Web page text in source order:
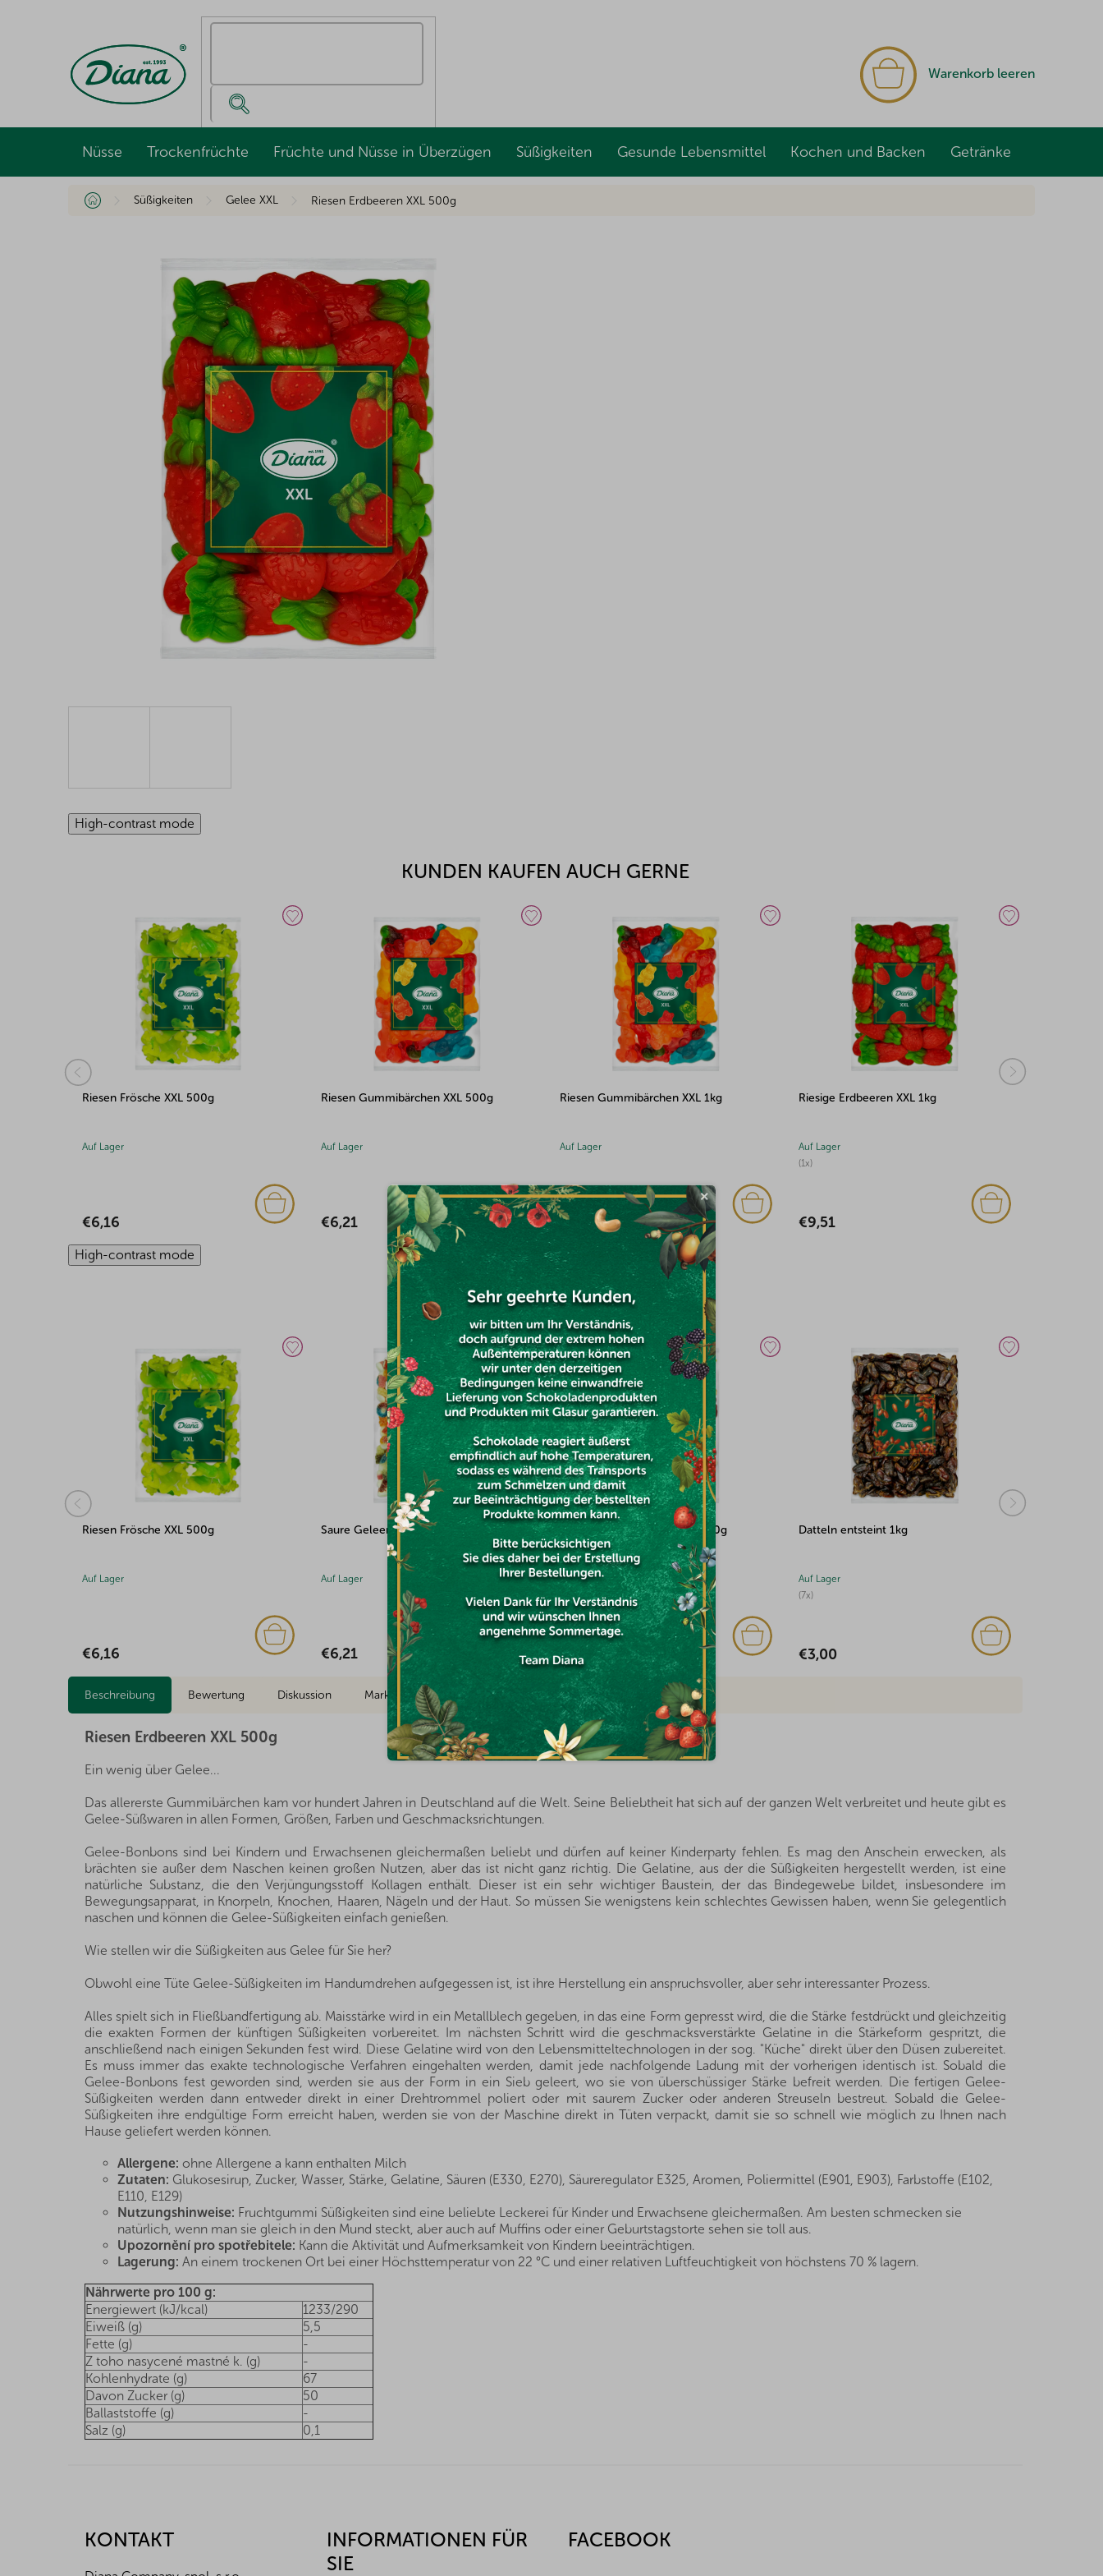
Warenkorb leeren
Nüsse Trockenfrüchte Früchte und Nüsse in Überzügen Süßigkeiten Gesunde Lebensmittel Kochen und Backen Getränke
StartseiteSüßigkeiten Gelee XXL Riesen Erdbeeren XXL 500g
High-contrast mode
KUNDEN KAUFEN AUCH GERNE
Riesen Frösche XXL 500g
Auf Lager
€6,16
Riesen Gummibärchen XXL 500g
Auf Lager
€6,21
Riesen Gummibärchen XXL 1kg
Auf Lager
€9,51
Riesige Erdbeeren XXL 1kg
(1x)
Auf Lager
€9,51
High-contrast mode
DAS KÖNNTE SIE INTERESSIEREN
Riesen Frösche XXL 500g
Auf Lager
€6,16
Saure Geleemischung 500g
Auf Lager
€6,21
AKTION
Gummibärchen zuckerfrei 500g
(8x)
Auf Lager
€6,64
Datteln entsteint 1kg
(7x)
Auf Lager
€3,00
Beschreibung Bewertung Diskussion Marke
Riesen Erdbeeren XXL 500g
Ein wenig über Gelee...
Das allererste Gummibärchen kam vor hundert Jahren in Deutschland auf die Welt. Seine Beliebtheit hat sich auf der ganzen Welt verbreitet und heute gibt es
Gelee-Süßwaren in allen Formen, Größen, Farben und Geschmacksrichtungen.
Gelee-Bonbons sind bei Kindern und Erwachsenen gleichermaßen beliebt und dürfen auf keiner Kinderparty fehlen. Es mag den Anschein erwecken, als
brächten sie außer dem Naschen keinen großen Nutzen, aber das ist nicht ganz richtig. Die Gelatine, aus der die Süßigkeiten hergestellt werden, ist eine
natürliche Substanz, die den Verjüngungsstoff Kollagen enthält. Dieser ist ein sehr wichtiger Baustein, der das Bindegewebe bildet, insbesondere im
Bewegungsapparat, in Knorpeln, Knochen, Haaren, Nägeln und der Haut. So müssen Sie wenigstens kein schlechtes Gewissen haben, wenn Sie gelegentlich
naschen und können die Gelee-Süßigkeiten einfach genießen.
Wie stellen wir die Süßigkeiten aus Gelee für Sie her?
Obwohl eine Tüte Gelee-Süßigkeiten im Handumdrehen aufgegessen ist, ist ihre Herstellung ein anspruchsvoller, aber sehr interessanter Prozess.
Alles spielt sich in Fließbandfertigung ab. Maisstärke wird in ein Metallblech gegeben, in das eine Form gepresst wird, die die Stärke festdrückt und gleichzeitig
die exakten Formen der künftigen Süßigkeiten vorbereitet. Im nächsten Schritt wird die geschmacksverstärkte Gelatine in die Stärkeform gespritzt, die
anschließend nach einigen Sekunden fest wird. Diese Gelatine wird von den Lebensmitteltechnologen in der sog. "Küche" direkt über den Düsen zubereitet.
Es muss immer das exakte technologische Verfahren eingehalten werden, damit jede nachfolgende Ladung mit der vorherigen identisch ist. Sobald die
Gelee-Bonbons fest geworden sind, werden sie aus der Form in ein Sieb geleert, wo sie von überschüssiger Stärke befreit werden. Die fertigen Gelee-
Süßigkeiten werden dann entweder direkt in einer Drehtrommel poliert oder mit saurem Zucker oder anderen Streuseln bestreut. Sobald die Gelee-
Süßigkeiten ihre endgültige Form erreicht haben, werden sie von der Maschine direkt in Tüten verpackt, damit sie so schnell wie möglich zu Ihnen nach
Hause geliefert werden können.
Allergene: ohne Allergene a kann enthalten Milch
Zutaten: Glukosesirup, Zucker, Wasser, Stärke, Gelatine, Säuren (E330, E270), Säureregulator E325, Aromen, Poliermittel (E901, E903), Farbstoffe (E102,
E110, E129)
Nutzungshinweise: Fruchtgummi Süßigkeiten sind eine beliebte Leckerei für Kinder und Erwachsene gleichermaßen. Am besten schmecken sie
natürlich, wenn man sie gleich in den Mund steckt, aber auch auf Muffins oder einer Geburtstagstorte sehen sie toll aus.
Upozornění pro spotřebitele: Kann die Aktivität und Aufmerksamkeit von Kindern beeinträchtigen.
Lagerung: An einem trockenen Ort bei einer Höchsttemperatur von 22 °C und einer relativen Luftfeuchtigkeit von höchstens 70 % lagern.
Nährwerte pro 100 g:
Energiewert (kJ/kcal)
1233/290
Eiweiß (g)
5,5
Fette (g)
-
Z toho nasycené mastné k. (g)
-
Kohlenhydrate (g)
67
Davon Zucker (g)
50
Ballaststoffe (g)
-
Salz (g)
0,1
KONTAKT
INFORMATIONEN FÜR
SIE
FACEBOOK
×